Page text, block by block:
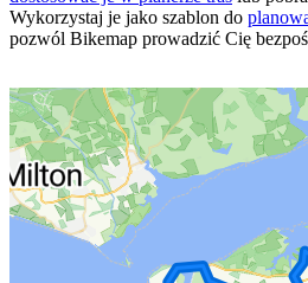
Wykorzystaj je jako szablon do
pozwól Bikemap prowadzić Cię